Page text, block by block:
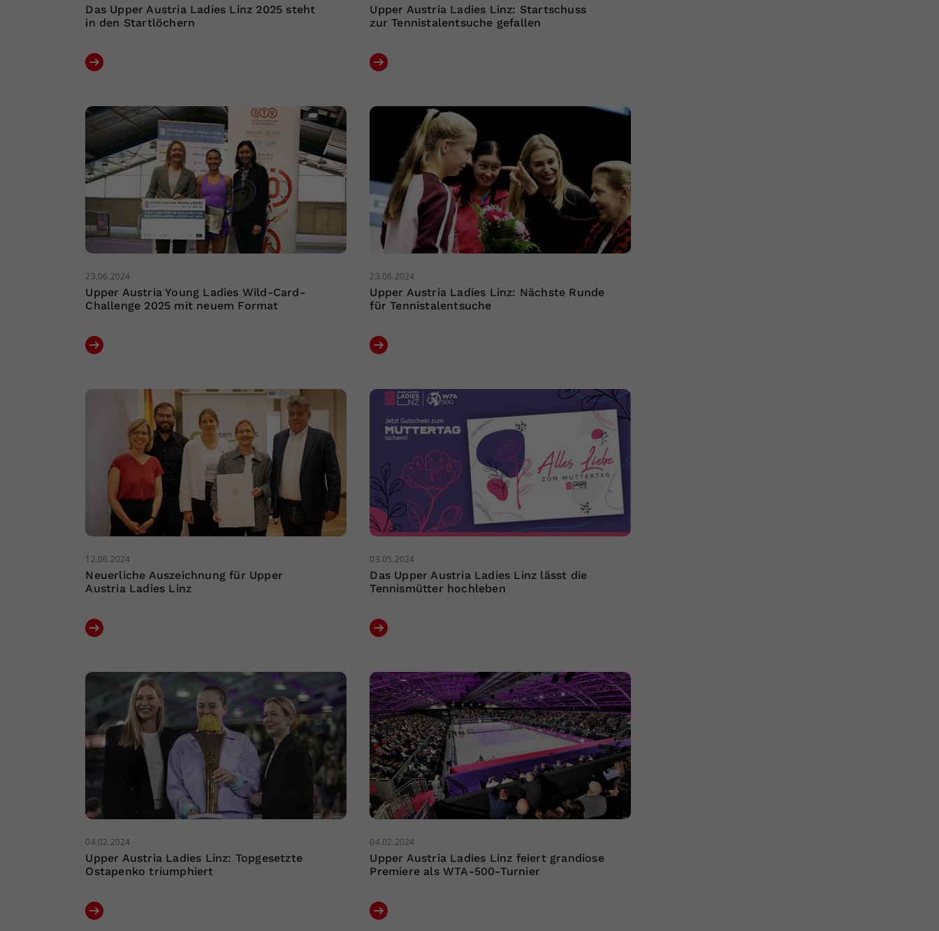
Das Upper Austria Ladies Linz 2025 steht
in den Startlöchern
Upper Austria Ladies Linz: Startschuss
zur Tennistalentsuche gefallen
23.06.2024
Upper Austria Young Ladies Wild-Card-
Challenge 2025 mit neuem Format
23.06.2024
Upper Austria Ladies Linz: Nächste Runde
für Tennistalentsuche
12.06.2024
Neuerliche Auszeichnung für Upper
Austria Ladies Linz
03.05.2024
Das Upper Austria Ladies Linz lässt die
Tennismütter hochleben
04.02.2024
Upper Austria Ladies Linz: Topgesetzte
Ostapenko triumphiert
04.02.2024
Upper Austria Ladies Linz feiert grandiose
Premiere als WTA-500-Turnier